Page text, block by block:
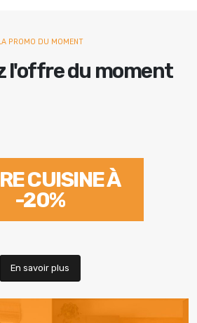
PROMO DU MOMENT
l'offre du moment
CUISINE À
-20%
En savoir plus